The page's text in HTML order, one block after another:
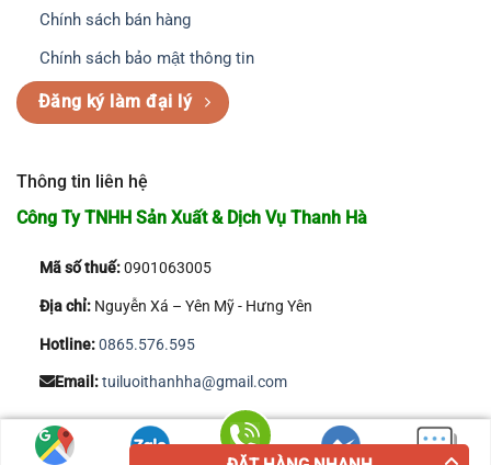
Chính sách bán hàng
Chính sách bảo mật thông tin
Đăng ký làm đại lý
Thông tin liên hệ
Công Ty TNHH Sản Xuất & Dịch Vụ Thanh Hà
Mã số thuế:0901063005
Địa chỉ:Nguyễn Xá – Yên Mỹ - Hưng Yên
Hotline:0865.576.595
Email:tuiluoithanhha@gmail.com
Copyright 2026 © Công Ty TNHH Sản Xuất & Dịch Vụ Thanh Hà